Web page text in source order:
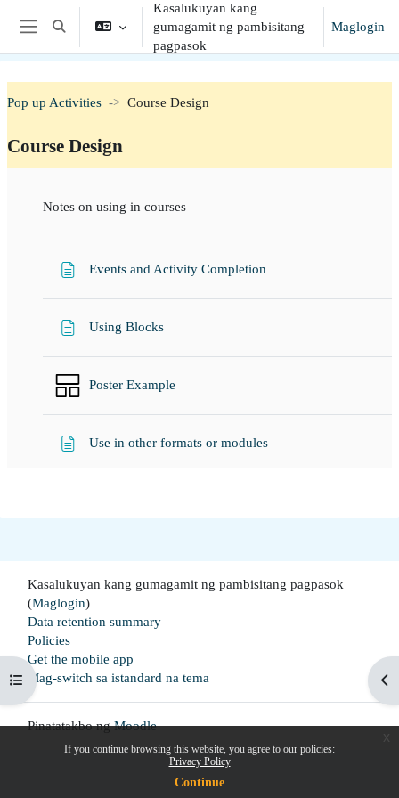
Lumaktaw patungo sa pangunahing nilalaman
If you continue browsing this website, you agree to our policies:
Privacy Policy
Continue
Side panel
I-toggle ang "input" sa paghahanap
Kasalukuyan kang
gumagamit ng pambisitang
pagpasok
Maglogin
Buksan ang index ng kurso
Pop up Activities Course Design
Course Design
Notes on using in courses
Events and Activity Completion
Using BlocksPage
Poster Example
Use in other formats or modulesPage
Kasalukuyan kang gumagamit ng pambisitang pagpasok
(Maglogin)
Data retention summary
Policies
Get the mobile app
Mag-switch sa istandard na tema
Pinatatakbo ngMoodle